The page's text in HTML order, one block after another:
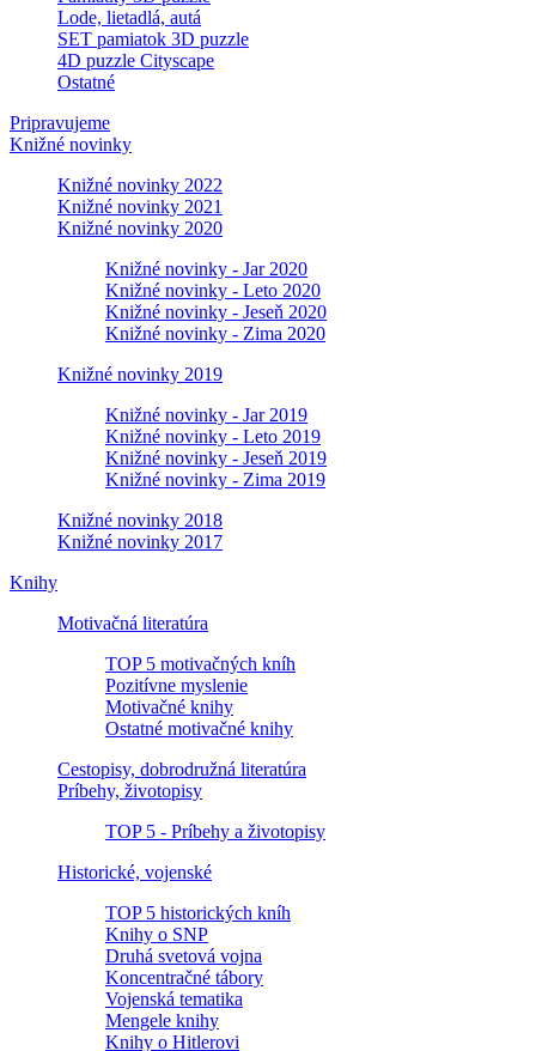
Lode, lietadlá, autá
SET pamiatok 3D puzzle
4D puzzle Cityscape
Ostatné
Pripravujeme
Knižné novinky
Knižné novinky 2022
Knižné novinky 2021
Knižné novinky 2020
Knižné novinky - Jar 2020
Knižné novinky - Leto 2020
Knižné novinky - Jeseň 2020
Knižné novinky - Zima 2020
Knižné novinky 2019
Knižné novinky - Jar 2019
Knižné novinky - Leto 2019
Knižné novinky - Jeseň 2019
Knižné novinky - Zima 2019
Knižné novinky 2018
Knižné novinky 2017
Knihy
Motivačná literatúra
TOP 5 motivačných kníh
Pozitívne myslenie
Motivačné knihy
Ostatné motivačné knihy
Cestopisy, dobrodružná literatúra
Príbehy, životopisy
TOP 5 - Príbehy a životopisy
Historické, vojenské
TOP 5 historických kníh
Knihy o SNP
Druhá svetová vojna
Koncentračné tábory
Vojenská tematika
Mengele knihy
Knihy o Hitlerovi